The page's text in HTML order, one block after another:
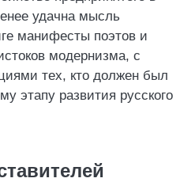
удачна мысль
манифесты поэтов и
модернизма, с
тех, кто должен был
этапу развития русского